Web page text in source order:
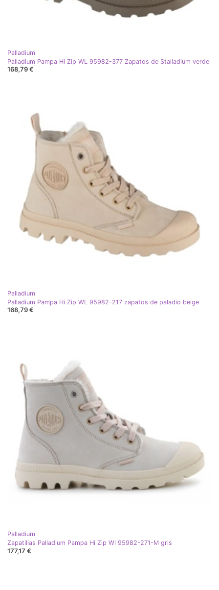
Palladium
Palladium Pampa Hi Zip WL 95982-377 Zapatos de Stalladium verde
168,79 €
Palladium
Palladium Pampa Hi Zip WL 95982-217 zapatos de paladio beige
168,79 €
Palladium
Zapatillas Palladium Pampa Hi Zip Wl 95982-271-M gris
177,17 €